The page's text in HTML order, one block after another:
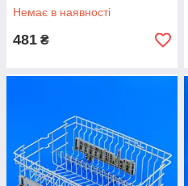
Немає в наявності
481 ₴